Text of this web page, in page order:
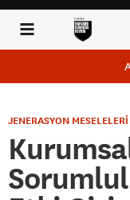
JENERASYON MESELELERİ